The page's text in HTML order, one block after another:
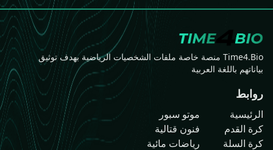
Time4.Bio منصة خاصة ملفات الشخصيات الرياضية بهدف توثيق
بياناتهم باللغة العربية
روابط
الرئيسية
كرة القدم
كرة السلة
موتو سبور
فنون قتالية
رياضات مائية